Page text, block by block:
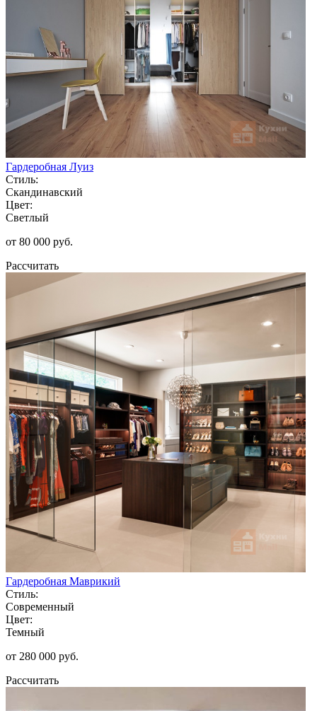
Гардеробная Луиз
Стиль:
Скандинавский
Цвет:
Светлый
от 80 000 руб.
Рассчитать
Гардеробная Маврикий
Стиль:
Современный
Цвет:
Темный
от 280 000 руб.
Рассчитать